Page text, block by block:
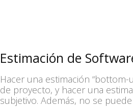
Estimación de
Hacer una estimación
de proyecto, y hacer una
subjetivo. Además, no se